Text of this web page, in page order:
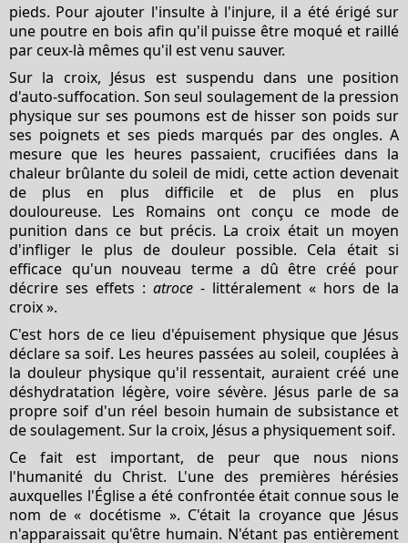
pieds. Pour ajouter l'insulte à l'injure, il a été érigé sur
une poutre en bois afin qu'il puisse être moqué et raillé
par ceux-là mêmes qu'il est venu sauver.
Sur la croix, Jésus est suspendu dans une position
d'auto-suffocation. Son seul soulagement de la pression
physique sur ses poumons est de hisser son poids sur
ses poignets et ses pieds marqués par des ongles. A
mesure que les heures passaient, crucifiées dans la
chaleur brûlante du soleil de midi, cette action devenait
de plus en plus difficile et de plus en plus
douloureuse. Les Romains ont conçu ce mode de
punition dans ce but précis. La croix était un moyen
d'infliger le plus de douleur possible. Cela était si
efficace qu'un nouveau terme a dû être créé pour
décrire ses effets : atroce - littéralement « hors de la
croix ».
C'est hors de ce lieu d'épuisement physique que Jésus
déclare sa soif. Les heures passées au soleil, couplées à
la douleur physique qu'il ressentait, auraient créé une
déshydratation légère, voire sévère. Jésus parle de sa
propre soif d'un réel besoin humain de subsistance et
de soulagement. Sur la croix, Jésus a physiquement soif.
Ce fait est important, de peur que nous nions
l'humanité du Christ. L'une des premières hérésies
auxquelles l'Église a été confrontée était connue sous le
nom de « docétisme ». C'était la croyance que Jésus
n'apparaissait qu'être humain. N'étant pas entièrement